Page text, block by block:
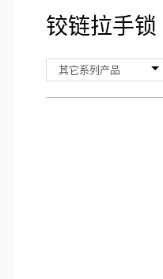
铰链拉手锁
其它系列产品